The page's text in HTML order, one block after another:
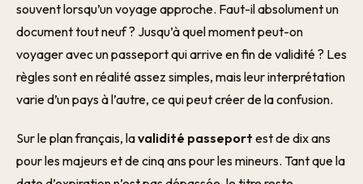
souvent lorsqu’un voyage approche. Faut-il absolument un
document tout neuf ? Jusqu’à quel moment peut-on
voyager avec un passeport qui arrive en fin de validité ? Les
règles sont en réalité assez simples, mais leur interprétation
varie d’un pays à l’autre, ce qui peut créer de la confusion.
Sur le plan français, lavalidité passeport est de dix ans
pour les majeurs et de cinq ans pour les mineurs. Tant que la